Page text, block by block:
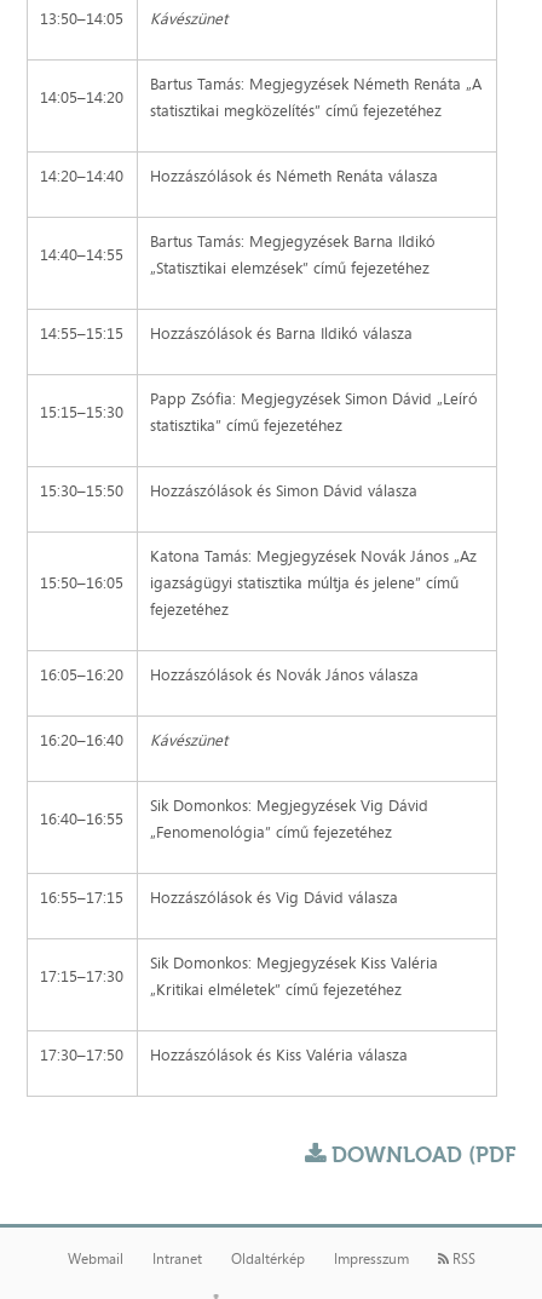
13:50–14:05 Kávészünet
14:05–14:20
Bartus Tamás: Megjegyzések Németh Renáta „A
statisztikai megközelítés” című fejezetéhez
14:20–14:40 Hozzászólások és Németh Renáta válasza
14:40–14:55
Bartus Tamás: Megjegyzések Barna Ildikó
„Statisztikai elemzések” című fejezetéhez
14:55–15:15 Hozzászólások és Barna Ildikó válasza
15:15–15:30
Papp Zsófia: Megjegyzések Simon Dávid „Leíró
statisztika” című fejezetéhez
15:30–15:50 Hozzászólások és Simon Dávid válasza
15:50–16:05
Katona Tamás: Megjegyzések Novák János „Az
igazságügyi statisztika múltja és jelene” című
fejezetéhez
16:05–16:20 Hozzászólások és Novák János válasza
16:20–16:40 Kávészünet
16:40–16:55
Sik Domonkos: Megjegyzések Vig Dávid
„Fenomenológia” című fejezetéhez
16:55–17:15 Hozzászólások és Vig Dávid válasza
17:15–17:30
Sik Domonkos: Megjegyzések Kiss Valéria
„Kritikai elméletek” című fejezetéhez
17:30–17:50 Hozzászólások és Kiss Valéria válasza
DOWNLOAD (PDF
Webmail Intranet Oldaltérkép Impresszum RSS